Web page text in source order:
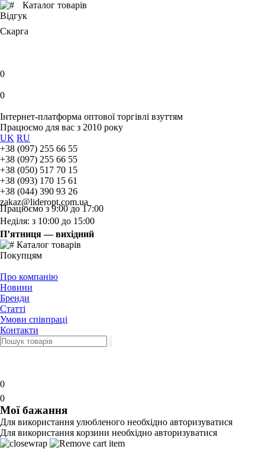
Каталог товарів
Відгук
Скарга
0
0
Інтернет-платформа оптової торгівлі взуттям
Працюємо для вас з 2010 року
UK RU
+38 (097) 255 66 55
+38 (097) 255 66 55
+38 (050) 517 70 15
+38 (093) 170 15 61
+38 (044) 390 93 26
zakaz@lideropt.com.ua
Працюємо з 9:00 до 17:00
Неділя: з 10:00 до 15:00
П’ятниця — вихідний
Каталог товарів
Покупцям
Про компанію
Новини
Бренди
Статті
Умови співпраці
Контакти
0
0
Мої бажання
Для використання улюбленого необхідно авторизуватися
Для використання корзини необхідно авторизуватися